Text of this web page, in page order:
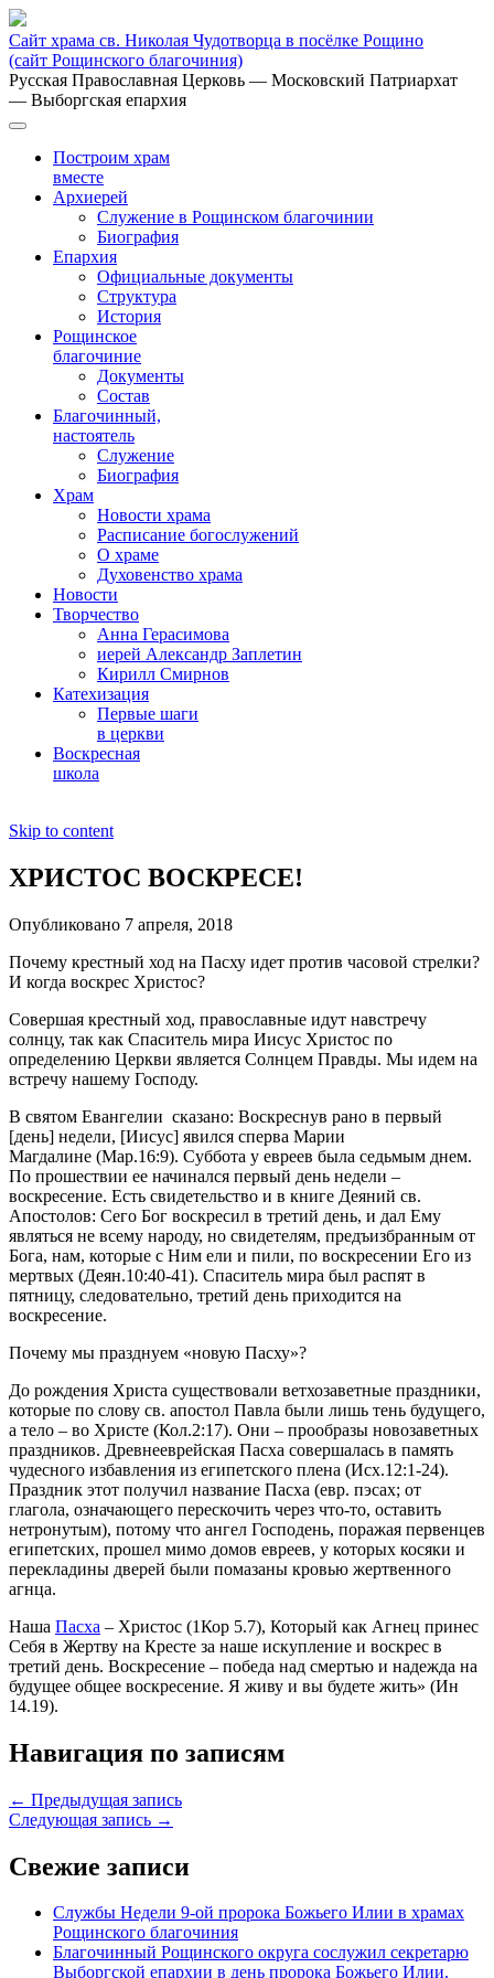
Сайт храма св. Николая Чудотворца в посёлке Рощино
(сайт Рощинского благочиния)
Русская Православная Церковь — Московский Патриархат
— Выборгская епархия
Построим храм
вместе
Архиерей
Служение в Рощинском благочинии
Биография
Епархия
Официальные документы
Структура
История
Рощинское
благочиние
Документы
Состав
Благочинный,
настоятель
Служение
Биография
Храм
Новости храма
Расписание богослужений
О храме
Духовенство храма
Новости
Творчество
Анна Герасимова
иерей Александр Заплетин
Кирилл Смирнов
Катехизация
Первые шаги
в церкви
Воскресная
школа
Skip to content
ХРИСТОС ВОСКРЕСЕ!
Опубликовано 7 апреля, 2018
Почему крестный ход на Пасху идет против часовой стрелки?
И когда воскрес Христос?
Совершая крестный ход, православные идут навстречу
солнцу, так как Спаситель мира Иисус Христос по
определению Церкви является Солнцем Правды. Мы идем на
встречу нашему Господу.
В святом Евангелии сказано: Воскреснув рано в первый
[день] недели, [Иисус] явился сперва Марии
Магдалине (Мар.16:9). Суббота у евреев была седьмым днем.
По прошествии ее начинался первый день недели –
воскресение. Есть свидетельство и в книге Деяний св.
Апостолов: Сего Бог воскресил в третий день, и дал Ему
являться не всему народу, но свидетелям, предъизбранным от
Бога, нам, которые с Ним ели и пили, по воскресении Его из
мертвых (Деян.10:40-41). Спаситель мира был распят в
пятницу, следовательно, третий день приходится на
воскресение.
Почему мы празднуем «новую Пасху»?
До рождения Христа существовали ветхозаветные праздники,
которые по слову св. апостол Павла были лишь тень будущего,
а тело – во Христе (Кол.2:17). Они – прообразы новозаветных
праздников. Древнееврейская Пасха совершалась в память
чудесного избавления из египетского плена (Исх.12:1-24).
Праздник этот получил название Пасха (евр. пэсах; от
глагола, означающего перескочить через что-то, оставить
нетронутым), потому что ангел Господень, поражая первенцев
египетских, прошел мимо домов евреев, у которых косяки и
перекладины дверей были помазаны кровью жертвенного
агнца.
Наша Пасха – Христос (1Кор 5.7), Который как Агнец принес
Себя в Жертву на Кресте за наше искупление и воскрес в
третий день. Воскресение – победа над смертью и надежда на
будущее общее воскресение. Я живу и вы будете жить» (Ин
14.19).
Навигация по записям
← Предыдущая запись
Следующая запись →
Свежие записи
Службы Недели 9-ой пророка Божьего Илии в храмах
Рощинского благочиния
Благочинный Рощинского округа сослужил секретарю
Выборгской епархии в день пророка Божьего Илии.